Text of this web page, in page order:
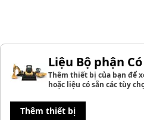
Liệu Bộ phận
Thêm thiết bị của bạn để
hoặc liệu có sẵn các tùy
Thêm thiết bị